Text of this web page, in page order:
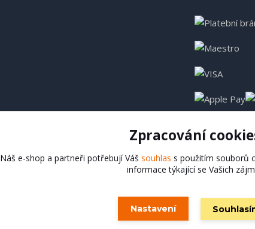
Hadladla.cz
Zpracování
Náš e-shop a partneři potřebují Váš souhlas s použitím souborů
informace týkající se Vašich
Nastavení